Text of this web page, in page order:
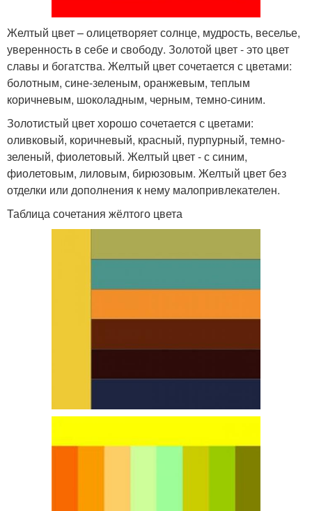
Желтый цвет – олицетворяет солнце, мудрость, веселье,
уверенность в себе и свободу. Золотой цвет - это цвет
славы и богатства. Желтый цвет сочетается с цветами:
болотным, сине-зеленым, оранжевым, теплым
коричневым, шоколадным, черным, темно-синим.
Золотистый цвет хорошо сочетается с цветами:
оливковый, коричневый, красный, пурпурный, темно-
зеленый, фиолетовый. Желтый цвет - с синим,
фиолетовым, лиловым, бирюзовым. Желтый цвет без
отделки или дополнения к нему малопривлекателен.
Таблица сочетания жёлтого цвета